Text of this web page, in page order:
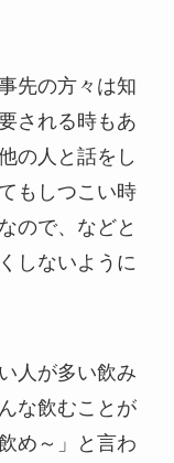
先の方々は知
される時もあ
の人と話をし
もしつこい時
ので、などと
しないように
人が多い飲み
な飲むことが
め～」と言わ